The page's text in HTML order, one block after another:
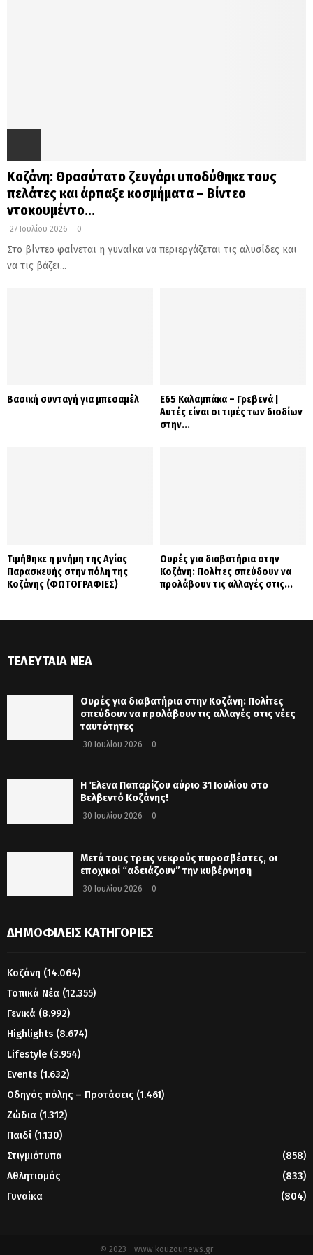
Κοζάνη: Θρασύτατο ζευγάρι υποδύθηκε τους
πελάτες και άρπαξε κοσμήματα – Βίντεο
ντοκουμέντο...
27 Ιουλίου 2026 0
Στο βίντεο φαίνεται η γυναίκα να περιεργάζεται τις αλυσίδες και
να τις βάζει...
Βασική συνταγή για μπεσαμέλ
Ε65 Καλαμπάκα – Γρεβενά |
Αυτές είναι οι τιμές των διοδίων
στην...
Τιμήθηκε η μνήμη της Αγίας
Παρασκευής στην πόλη της
Κοζάνης (ΦΩΤΟΓΡΑΦΙΕΣ)
Ουρές για διαβατήρια στην
Κοζάνη: Πολίτες σπεύδουν να
προλάβουν τις αλλαγές στις...
ΤΕΛΕΥΤΑΊΑ ΝΈΑ
Ουρές για διαβατήρια στην Κοζάνη: Πολίτες
σπεύδουν να προλάβουν τις αλλαγές στις νέες
ταυτότητες
30 Ιουλίου 2026 0
Η Έλενα Παπαρίζου αύριο 31 Ιουλίου στο
Βελβεντό Κοζάνης!
30 Ιουλίου 2026 0
Μετά τους τρεις νεκρούς πυροσβέστες, οι
εποχικοί “αδειάζουν” την κυβέρνηση
30 Ιουλίου 2026 0
ΔΗΜΟΦΙΛΕΊΣ ΚΑΤΗΓΟΡΊΕΣ
Κοζάνη (14.064)
Τοπικά Νέα (12.355)
Γενικά (8.992)
Highlights (8.674)
Lifestyle (3.954)
Events (1.632)
Οδηγός πόλης – Προτάσεις (1.461)
Ζώδια (1.312)
Παιδί (1.130)
Στιγμιότυπα
(858)
Αθλητισμός
(833)
Γυναίκα
(804)
© 2023 - www.kouzounews.gr